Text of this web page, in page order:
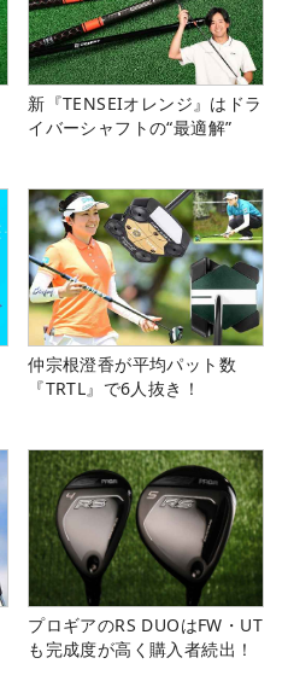
新『TENSEIオレンジ』はドラ
イバーシャフトの“最適解”
仲宗根澄香が平均パット数
『TRTL』で6人抜き！
プロギアのRS DUOはFW・UT
も完成度が高く購入者続出！